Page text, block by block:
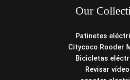
Our
Patinetes
Citycoco Rooder
Bicicletas
Revisar